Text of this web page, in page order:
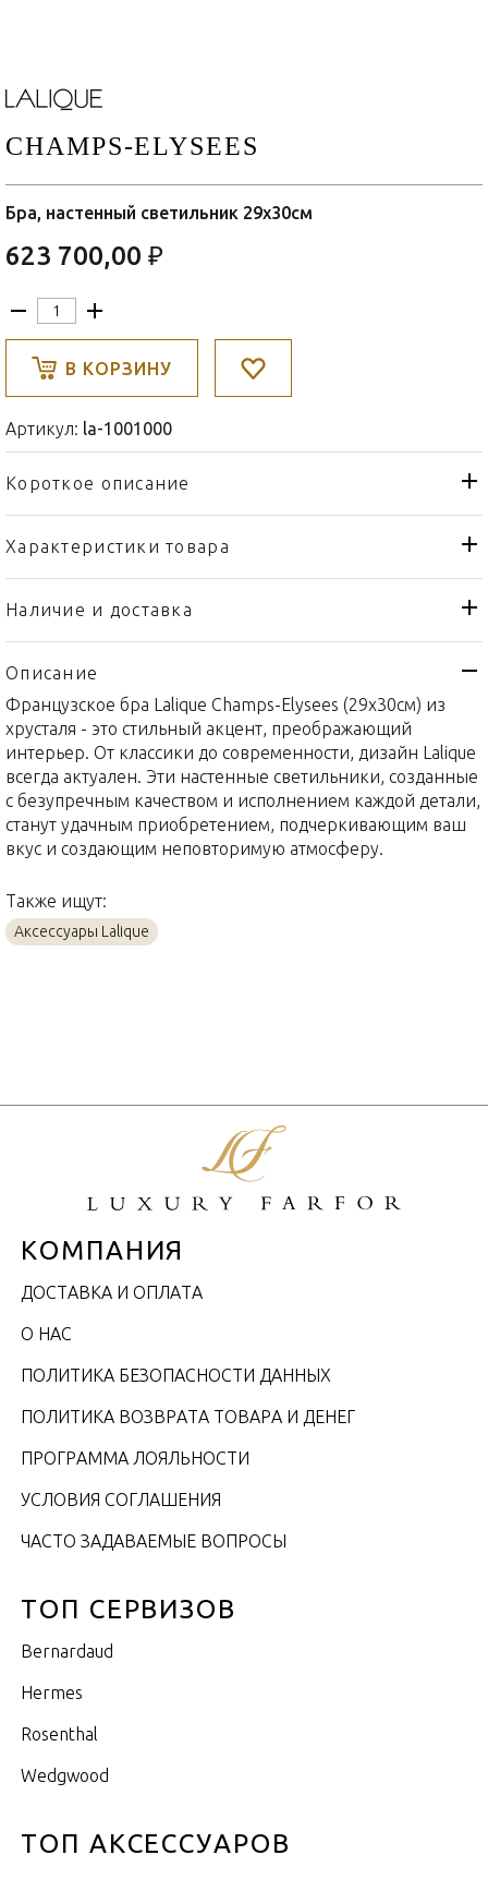
CHAMPS-ELYSEES
Бра, настенный светильник 29x30см
623 700,00 ₽
В КОРЗИНУ
Артикул: la-1001000
Короткое описание
Характеристики товара
Тип товара
Бра, настенный светильник
Бренд
Коллекция
Champs-Elysees
Страна производителя
Материал
Хрусталь
Объем / Размер
29x30см
Наличие и доставка
Описание
Французское бра Lalique Champs-Elysees (29x30см) из
хрусталя - это стильный акцент, преображающий
интерьер. От классики до современности, дизайн Lalique
всегда актуален. Эти настенные светильники, созданные
с безупречным качеством и исполнением каждой детали,
станут удачным приобретением, подчеркивающим ваш
вкус и создающим неповторимую атмосферу.
Также ищут:
Аксессуары Lalique
КОМПАНИЯ
ДОСТАВКА И ОПЛАТА
О НАС
ПОЛИТИКА БЕЗОПАСНОСТИ ДАННЫХ
ПОЛИТИКА ВОЗВРАТА ТОВАРА И ДЕНЕГ
ПРОГРАММА ЛОЯЛЬНОСТИ
УСЛОВИЯ СОГЛАШЕНИЯ
ЧАСТО ЗАДАВАЕМЫЕ ВОПРОСЫ
ТОП СЕРВИЗОВ
Bernardaud
Hermes
Rosenthal
Wedgwood
ТОП АКСЕССУАРОВ